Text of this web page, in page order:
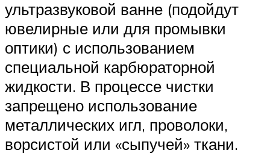
ультразвуковой ванне (подойдут
ювелирные или для промывки
оптики) с использованием
специальной карбюраторной
жидкости. В процессе чистки
запрещено использование
металлических игл, проволоки,
ворсистой или «сыпучей» ткани.